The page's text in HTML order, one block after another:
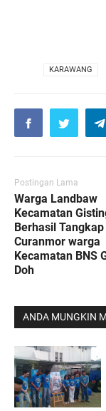
KARAWANG
Postingan Lama
Warga Landbaw
Kecamatan
Berhasil
Curanmor warga
Kecamatan BNS
Doh
ANDA MUNGKIN